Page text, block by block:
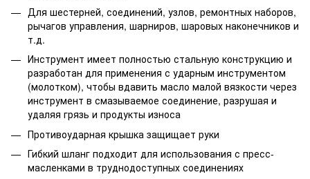
Для шестерней, соединений, узлов, ремонтных наборов,
рычагов управления, шарниров, шаровых наконечников и
т.д.
Инструмент имеет полностью стальную конструкцию и
разработан для применения с ударным инструментом
(молотком), чтобы вдавить масло малой вязкости через
инструмент в смазываемое соединение, разрушая и
удаляя грязь и продукты износа
Противоударная крышка защищает руки
Гибкий шланг подходит для использования с пресс-
масленками в труднодоступных соединениях